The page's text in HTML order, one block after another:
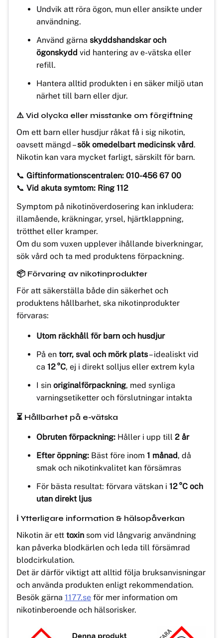
Undvik att röra ögon, mun eller ansikte under
användning.
Använd gärna skyddshandskar och
ögonskydd vid hantering av e-vätska eller
refill.
Hantera alltid produkten i en säker miljö utan
närhet till barn eller djur.
⚠️ Vid olycka eller misstanke om förgiftning
Om ett barn eller husdjur råkat få i sig nikotin,
oavsett mängd –sök omedelbart medicinsk vård.
Nikotin kan vara mycket farligt, särskilt för barn.
📞 Giftinformationscentralen: 010-456 67 00
📞 Vid akuta symtom: Ring 112
Symptom på nikotinöverdosering kan inkludera:
illamående, kräkningar, yrsel, hjärtklappning,
trötthet eller kramper.
Om du som vuxen upplever ihållande biverkningar,
sök vård och ta med produktens förpackning.
📦 Förvaring av nikotinprodukter
För att säkerställa både din säkerhet och
produktens hållbarhet, ska nikotinprodukter
förvaras:
Utom räckhåll för barn och husdjur
På en torr, sval och mörk plats– idealiskt vid
ca 12 °C, ej i direkt solljus eller extrem kyla
I sin originalförpackning, med synliga
varningsetiketter och förslutningar intakta
⏳ Hållbarhet på e-vätska
Obruten förpackning: Håller i upp till 2 år
Efter öppning: Bäst före inom 1 månad, då
smak och nikotinkvalitet kan försämras
För bästa resultat: förvara vätskan i 12 °C och
utan direkt ljus
ℹ️ Ytterligare information & hälsopåverkan
Nikotin är ett toxin som vid långvarig användning
kan påverka blodkärlen och leda till försämrad
blodcirkulation.
Det är därför viktigt att alltid följa bruksanvisningar
och använda produkten enligt rekommendation.
Besök gärna 1177.se för mer information om
nikotinberoende och hälsorisker.